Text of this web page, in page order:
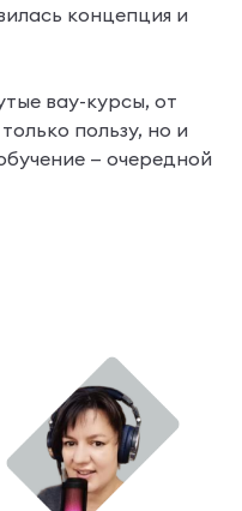
концепция и
вау-курсы, от
пользу, но и
— очередной